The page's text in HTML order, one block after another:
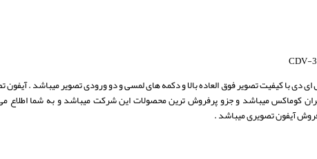
شرکت ایران کوماکس میباشد و جزو پرفروش ترین محصولات این شرکت میباشد و به شما
فروش آیفون تصویری میباشد .